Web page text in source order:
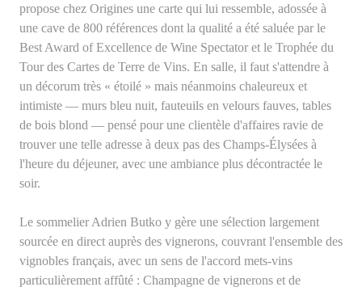
propose chez Origines une carte qui lui ressemble, adossée à
une cave de 800 références dont la qualité a été saluée par le
Best Award of Excellence de Wine Spectator et le Trophée du
Tour des Cartes de Terre de Vins. En salle, il faut s'attendre à
un décorum très « étoilé » mais néanmoins chaleureux et
intimiste — murs bleu nuit, fauteuils en velours fauves, tables
de bois blond — pensé pour une clientèle d'affaires ravie de
trouver une telle adresse à deux pas des Champs-Élysées à
l'heure du déjeuner, avec une ambiance plus décontractée le
soir.
Le sommelier Adrien Butko y gère une sélection largement
sourcée en direct auprès des vignerons, couvrant l'ensemble des
vignobles français, avec un sens de l'accord mets-vins
particulièrement affûté : Champagne de vignerons et de